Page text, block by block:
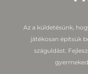
Az a küldetésünk,
játékosan építsük
száguldást.